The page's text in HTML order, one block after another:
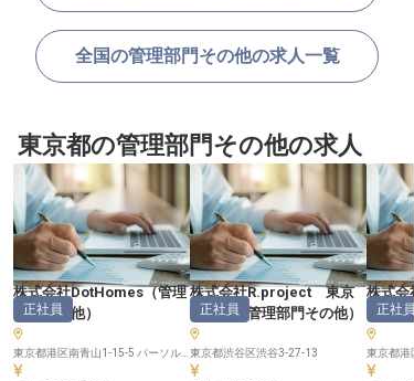
全国の管理部門その他の求人一覧
東京都の管理部門その他の求人
株式会社DotHomes（管理
部門その他）
正社員
株式会社R.project 東京
営業所（ 管理部門その他）
正社員
東京都渋谷区渋谷3-27-13
株式会
フィス
正社員